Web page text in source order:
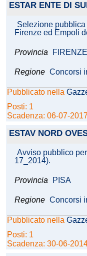
ESTAR ENTE DI
Selezione
Firenze ed Empoli
Provincia FIRENZE
Regione Concorsi
Pubblicato nella
Posti: 1
Scadenza: 06-07-
ESTAV NORD
Avviso pubblico
17_2014).
Provincia PISA
Regione Concorsi
Pubblicato nella
Posti: 1
Scadenza: 30-06-